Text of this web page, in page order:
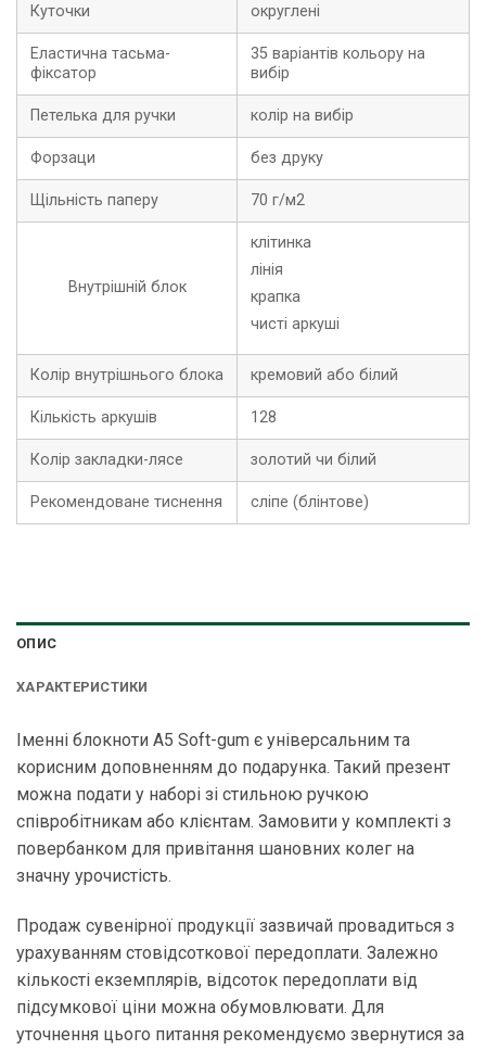
Куточки округлені
Еластична тасьма-
фіксатор
35 варіантів кольору на
вибір
Петелька для ручки колір на вибір
Форзаци без друку
Щільність паперу 70 г/м2
Внутрішній блок
клітинка
лінія
крапка
чисті аркуші
Колір внутрішнього блока кремовий або білий
Кількість аркушів 128
Колір закладки-лясе золотий чи білий
Рекомендоване тиснення сліпе (блінтове)
ОПИС
ХАРАКТЕРИСТИКИ
Іменні блокноти А5 Soft-gum є універсальним та
корисним доповненням до подарунка. Такий презент
можна подати у наборі зі стильною ручкою
співробітникам або клієнтам. Замовити у комплекті з
повербанком для привітання шановних колег на
значну урочистість.
Продаж сувенірної продукції зазвичай провадиться з
урахуванням стовідсоткової передоплати. Залежно
кількості екземплярів, відсоток передоплати від
підсумкової ціни можна обумовлювати. Для
уточнення цього питання рекомендуємо звернутися за